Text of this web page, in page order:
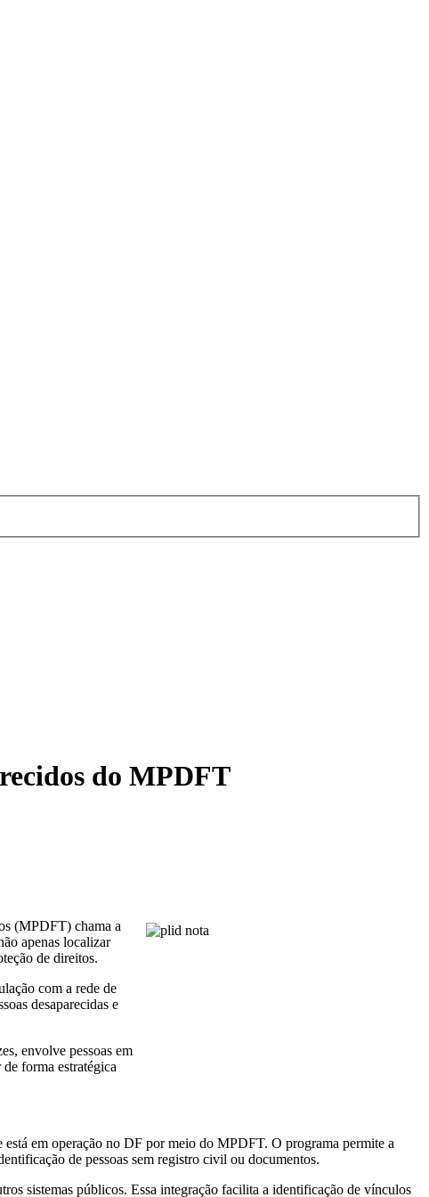
do MPDFT
(MPDFT) chama a
apenas localizar
de direitos.
com a rede de
desaparecidas e
envolve pessoas em
forma estratégica
em operação no DF por meio do MPDFT. O programa permite a
de pessoas sem registro civil ou documentos.
sistemas públicos. Essa integração facilita a identificação de vínculos